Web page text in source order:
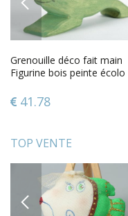
Grenouille déco fait main
Figurine bois peinte écolo
41.78
TOP VENTE
PREVIOUS